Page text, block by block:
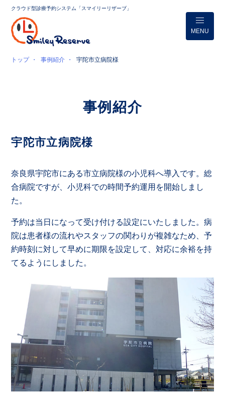
クラウド型診療予約システム「スマイリーリザーブ」
MENU
トップ 事例紹介 宇陀市立病院様
事例紹介
宇陀市立病院様
奈良県宇陀市にある市立病院様の小児科へ導入です。総
合病院ですが、小児科での時間予約運用を開始しまし
た。
予約は当日になって受け付ける設定にいたしました。病
院は患者様の流れやスタッフの関わりが複雑なため、予
約時刻に対して早めに期限を設定して、対応に余裕を持
てるようにしました。